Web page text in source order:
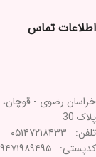
اطلاعات تماس
پلاک 30
تلفن: ۰۵۱۴۷۲۱۸۴۳۳
کدپستی: ۹۴۷۱۹۸۹۴۹۵